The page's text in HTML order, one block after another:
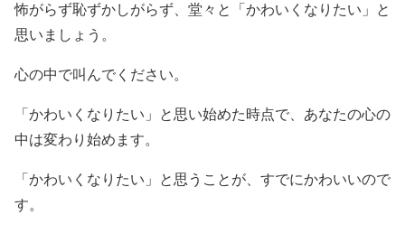
怖がらず恥ずかしがらず、堂々と「かわいくなりたい」と
思いましょう。
心の中で叫んでください。
「かわいくなりたい」と思い始めた時点で、あなたの心の
中は変わり始めます。
「かわいくなりたい」と思うことが、すでにかわいいので
す。